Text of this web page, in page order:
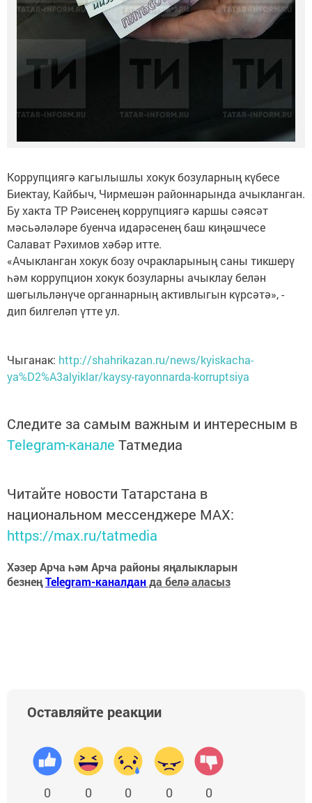
Коррупциягә кагылышлы хокук бозуларның күбесе
Биектау, Кайбыч, Чирмешән районнарында ачыкланган.
Бу хакта ТР Рәисенең коррупциягә каршы сәясәт
мәсьәләләре буенча идарәсенең баш киңәшчесе
Салават Рәхимов хәбәр итте.
«Ачыкланган хокук бозу очракларының саны тикшерү
һәм коррупцион хокук бозуларны ачыклау белән
шөгыльләнүче органнарның активлыгын күрсәтә», -
дип билгеләп үтте ул.
Чыганак: http://shahrikazan.ru/news/kyiskacha-
ya%D2%A3alyiklar/kaysy-rayonnarda-korruptsiya
Следите за самым важным и интересным в
Telegram-канале Татмедиа
Читайте новости Татарстана в
национальном мессенджере MАХ:
https://max.ru/tatmedia
Хәзер Арча һәм Арча районы яңалыкларын
безнеңTelegram-каналданда белә аласыз
Оставляйте реакции
0 0 0 0 0